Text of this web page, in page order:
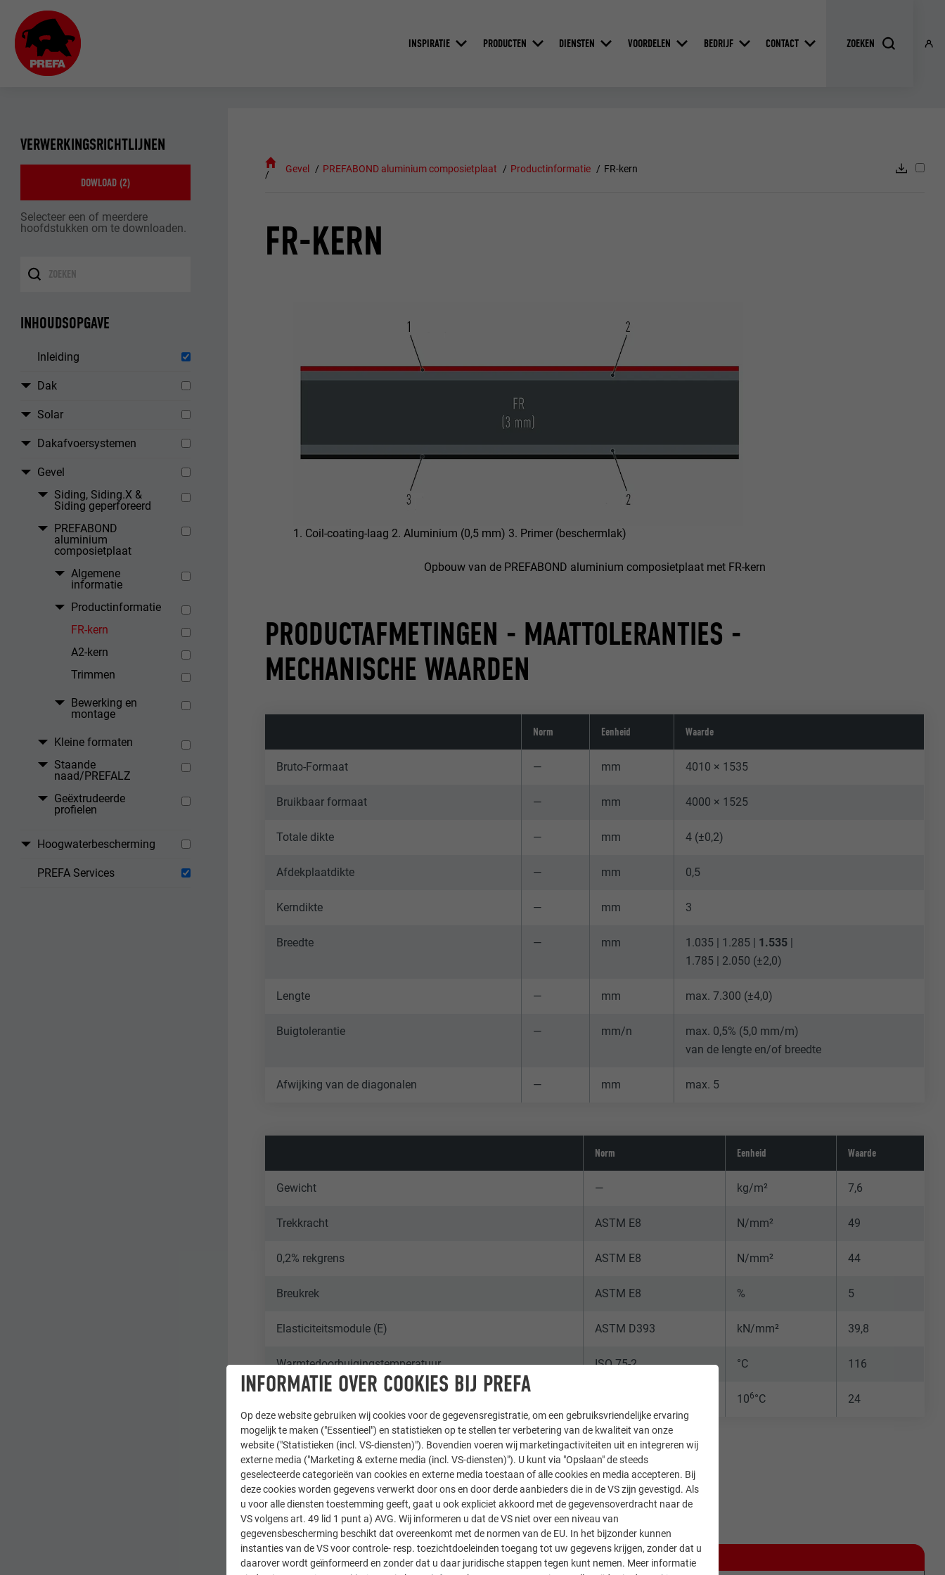
INSPIRATIE PRODUCTEN DIENSTEN VOORDELEN BEDRIJF CONTACT
VERWERKINGSRICHTLIJNEN
DOWLOAD (2)
Selecteer een of meerdere
hoofdstukken om te downloaden.
INHOUDSOPGAVE
Inleiding
Dak
Solar
Dakafvoersystemen
Gevel
Siding, Siding.X &
Siding geperforeerd
PREFABOND
aluminium
composietplaat
Algemene
informatie
Productinformatie
FR-kern
A2-kern
Trimmen
Bewerking en
montage
Kleine formaten
Staande
naad/PREFALZ
Geëxtrudeerde
profielen
Hoogwaterbescherming
PREFA Services
Gevel PREFABOND aluminium composietplaat Productinformatie FR-kern
FR-KERN
1. Coil-coating-laag 2. Aluminium (0,5 mm) 3. Primer (beschermlak)
Opbouw van de PREFABOND aluminium composietplaat met FR-kern
PRODUCTAFMETINGEN - MAATTOLERANTIES -
MECHANISCHE WAARDEN
Norm Eenheid Waarde
Bruto-Formaat — mm 4010 × 1535
Bruikbaar formaat — mm 4000 × 1525
Totale dikte — mm 4 (±0,2)
Afdekplaatdikte — mm 0,5
Kerndikte — mm 3
Breedte — mm 1.035 | 1.285 | 1.535 |
1.785 | 2.050 (±2,0)
Lengte — mm max. 7.300 (±4,0)
Buigtolerantie — mm/n
max. 0,5% (5,0 mm/m)
van de lengte en/of breedte
Afwijking van de diagonalen — mm max. 5
Norm Eenheid Waarde
Gewicht — kg/m² 7,6
Trekkracht ASTM E8 N/mm² 49
0,2% rekgrens ASTM E8 N/mm² 44
Breukrek ASTM E8 % 5
Elasticiteitsmodule (E) ASTM D393 kN/mm² 39,8
Warmtedoorbuigingstemperatuur ISO 75-2 °C 116
106°C 24
KEURINGEN EN CERTIFICERINGEN
BRANDGEDRAGKLASSE (CONFORM EN 13501-1)
INFORMATIE OVER COOKIES BIJ PREFA
Op deze website gebruiken wij cookies voor de gegevensregistratie, om een gebruiksvriendelijke ervaring
mogelijk te maken ("Essentieel") en statistieken op te stellen ter verbetering van de kwaliteit van onze
website ("Statistieken (incl. VS-diensten)"). Bovendien voeren wij marketingactiviteiten uit en integreren wij
externe media ("Marketing & externe media (incl. VS-diensten)"). U kunt via "Opslaan" de steeds
geselecteerde categorieën van cookies en externe media toestaan of alle cookies en media accepteren. Bij
deze cookies worden gegevens verwerkt door ons en door derde aanbieders die in de VS zijn gevestigd. Als
u voor alle diensten toestemming geeft, gaat u ook expliciet akkoord met de gegevensoverdracht naar de
VS volgens art. 49 lid 1 punt a) AVG. Wij informeren u dat de VS niet over een niveau van
gegevensbescherming beschikt dat overeenkomt met de normen van de EU. In het bijzonder kunnen
instanties van de VS voor controle- resp. toezichtdoeleinden toegang tot uw gegevens krijgen, zonder dat u
daarover wordt geïnformeerd en zonder dat u daar juridische stappen tegen kunt nemen. Meer informatie